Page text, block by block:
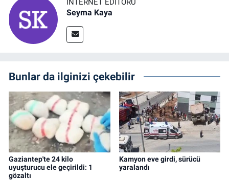
İNTERNET EDITÖRÜ
Seyma Kaya
Bunlar da ilginizi çekebilir
Gaziantep'te 24 kilo
uyuşturucu ele geçirildi: 1
gözaltı
Kamyon eve girdi, sürücü
yaralandı